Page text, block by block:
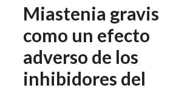
Miastenia gravis
como un efecto
adverso de los
inhibidores del